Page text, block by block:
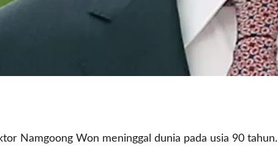
Namgoong Won meninggal dunia pada usia 90 tahun.